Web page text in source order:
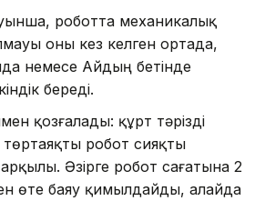
роботта механикалық
оны кез келген ортада,
немесе Айдың бетінде
береді.
қозғалады: құрт тәрізді
төртаяқты робот сияқты
Әзірге робот сағатына 2
өте баяу қимылдайды, алайда